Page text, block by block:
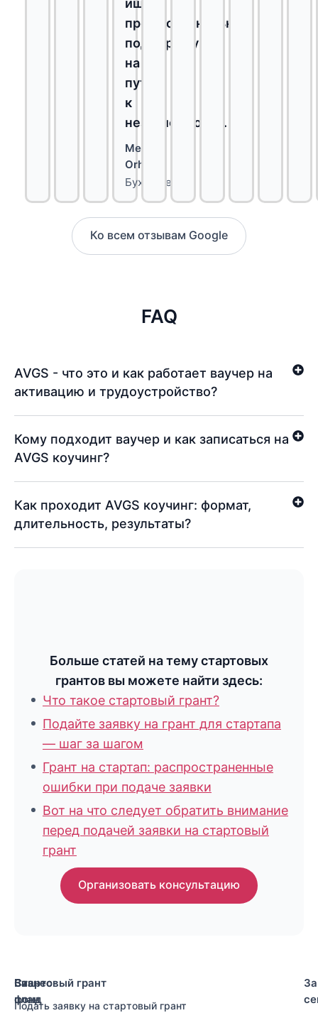
ищет
профессиональную
поддержку
на
пути
к
независимости.
Melih
Orhan
Бухгалтерия
Ко всем отзывам Google
FAQ
AVGS - что это и как работает ваучер на
активацию и трудоустройство?
Кому подходит ваучер и как записаться на
AVGS коучинг?
Как проходит AVGS коучинг: формат,
длительность, результаты?
Больше статей на тему стартовых
грантов вы можете найти здесь:
Что такое стартовый грант?
Подайте заявку на грант для стартапа
— шаг за шагом
Грант на стартап: распространенные
ошибки при подаче заявки
Вот на что следует обратить внимание
перед подачей заявки на стартовый
грант
Организовать консультацию
Ваш
фонд
Бизнес-
план
Стартовый грант
Подать заявку на стартовый грант